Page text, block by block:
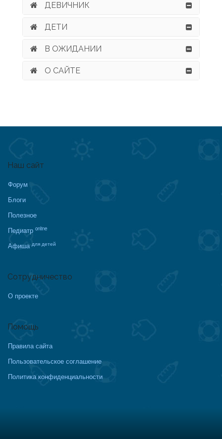
ДЕВИЧНИК
ДЕТИ
В ОЖИДАНИИ
О САЙТЕ
Наш сайт
Форум
Блоги
Полезное
Педиатр online
Афиша для детей
Сотрудничество
О проекте
Помощь
Правила сайта
Пользовательское соглашение
Политика конфиденциальности